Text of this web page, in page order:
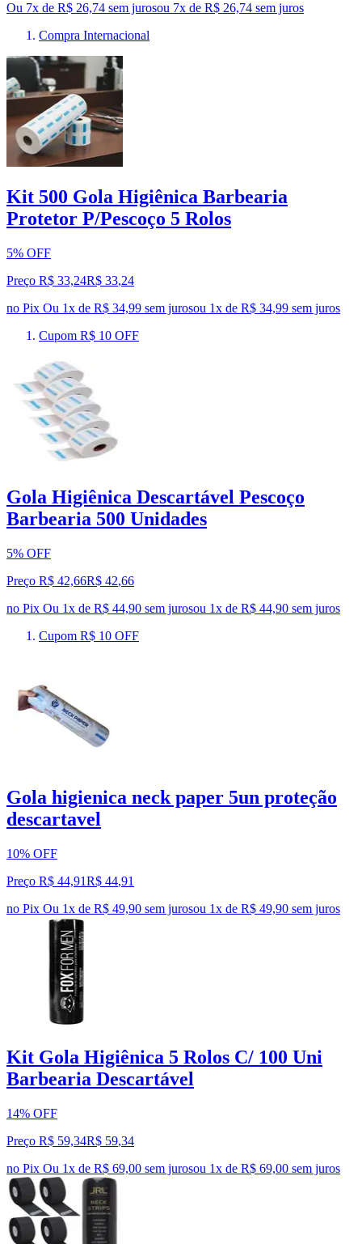
Ou 7x de R$ 26,74 sem jurosou 7x de R$ 26,74 sem juros
Compra Internacional
Kit 500 Gola Higiênica Barbearia
Protetor P/Pescoço 5 Rolos
5% OFF
Preço R$ 33,24R$ 33,24
no Pix Ou 1x de R$ 34,99 sem jurosou 1x de R$ 34,99 sem juros
Cupom R$ 10 OFF
Gola Higiênica Descartável Pescoço
Barbearia 500 Unidades
5% OFF
Preço R$ 42,66R$ 42,66
no Pix Ou 1x de R$ 44,90 sem jurosou 1x de R$ 44,90 sem juros
Cupom R$ 10 OFF
Gola higienica neck paper 5un proteção
descartavel
10% OFF
Preço R$ 44,91R$ 44,91
no Pix Ou 1x de R$ 49,90 sem jurosou 1x de R$ 49,90 sem juros
Kit Gola Higiênica 5 Rolos C/ 100 Uni
Barbearia Descartável
14% OFF
Preço R$ 59,34R$ 59,34
no Pix Ou 1x de R$ 69,00 sem jurosou 1x de R$ 69,00 sem juros